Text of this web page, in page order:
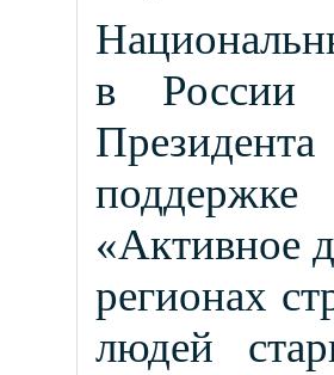
в
«Активное
регионах
людей